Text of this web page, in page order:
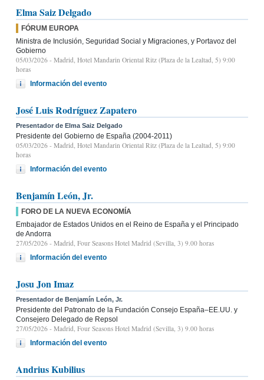
Elma Saiz Delgado
FÓRUM EUROPA
Ministra de Inclusión, Seguridad Social y Migraciones, y Portavoz del
Gobierno
05/03/2026 - Madrid, Hotel Mandarin Oriental Ritz (Plaza de la Lealtad, 5) 9:00
horas
Información del evento
José Luis Rodríguez Zapatero
Presentador de Elma Saiz Delgado
Presidente del Gobierno de España (2004-2011)
05/03/2026 - Madrid, Hotel Mandarin Oriental Ritz (Plaza de la Lealtad, 5) 9:00
horas
Información del evento
Benjamín León, Jr.
FORO DE LA NUEVA ECONOMÍA
Embajador de Estados Unidos en el Reino de España y el Principado
de Andorra
27/05/2026 - Madrid, Four Seasons Hotel Madrid (Sevilla, 3) 9.00 horas
Información del evento
Josu Jon Imaz
Presentador de Benjamín León, Jr.
Presidente del Patronato de la Fundación Consejo España–EE.UU. y
Consejero Delegado de Repsol
27/05/2026 - Madrid, Four Seasons Hotel Madrid (Sevilla, 3) 9.00 horas
Información del evento
Andrius Kubilius